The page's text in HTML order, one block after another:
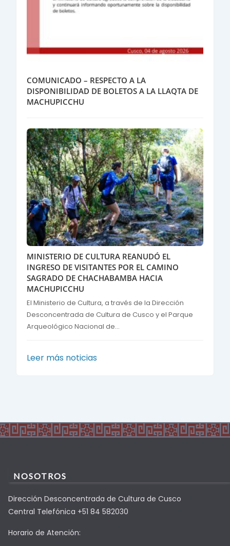
COMUNICADO – RESPECTO A LA
DISPONIBILIDAD DE BOLETOS A LA LLAQTA DE
MACHUPICCHU
MINISTERIO DE CULTURA REANUDÓ EL
INGRESO DE VISITANTES POR EL CAMINO
SAGRADO DE CHACHABAMBA HACIA
MACHUPICCHU
El Ministerio de Cultura, a través de la Dirección
Desconcentrada de Cultura de Cusco y el Parque
Arqueológico Nacional de...
Leer más noticias
NOSOTROS
Dirección Desconcentrada de Cultura de Cusco
Central Telefónica +51 84 582030
Horario de Atención: